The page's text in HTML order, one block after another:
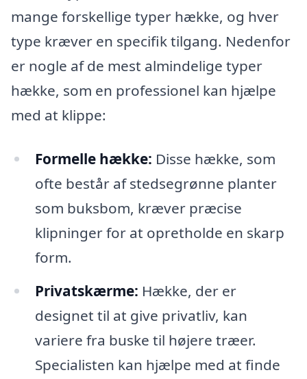
mange forskellige typer hække, og hver
type kræver en specifik tilgang. Nedenfor
er nogle af de mest almindelige typer
hække, som en professionel kan hjælpe
med at klippe:
Formelle hække: Disse hække, som
ofte består af stedsegrønne planter
som buksbom, kræver præcise
klipninger for at opretholde en skarp
form.
Privatskærme: Hække, der er
designet til at give privatliv, kan
variere fra buske til højere træer.
Specialisten kan hjælpe med at finde